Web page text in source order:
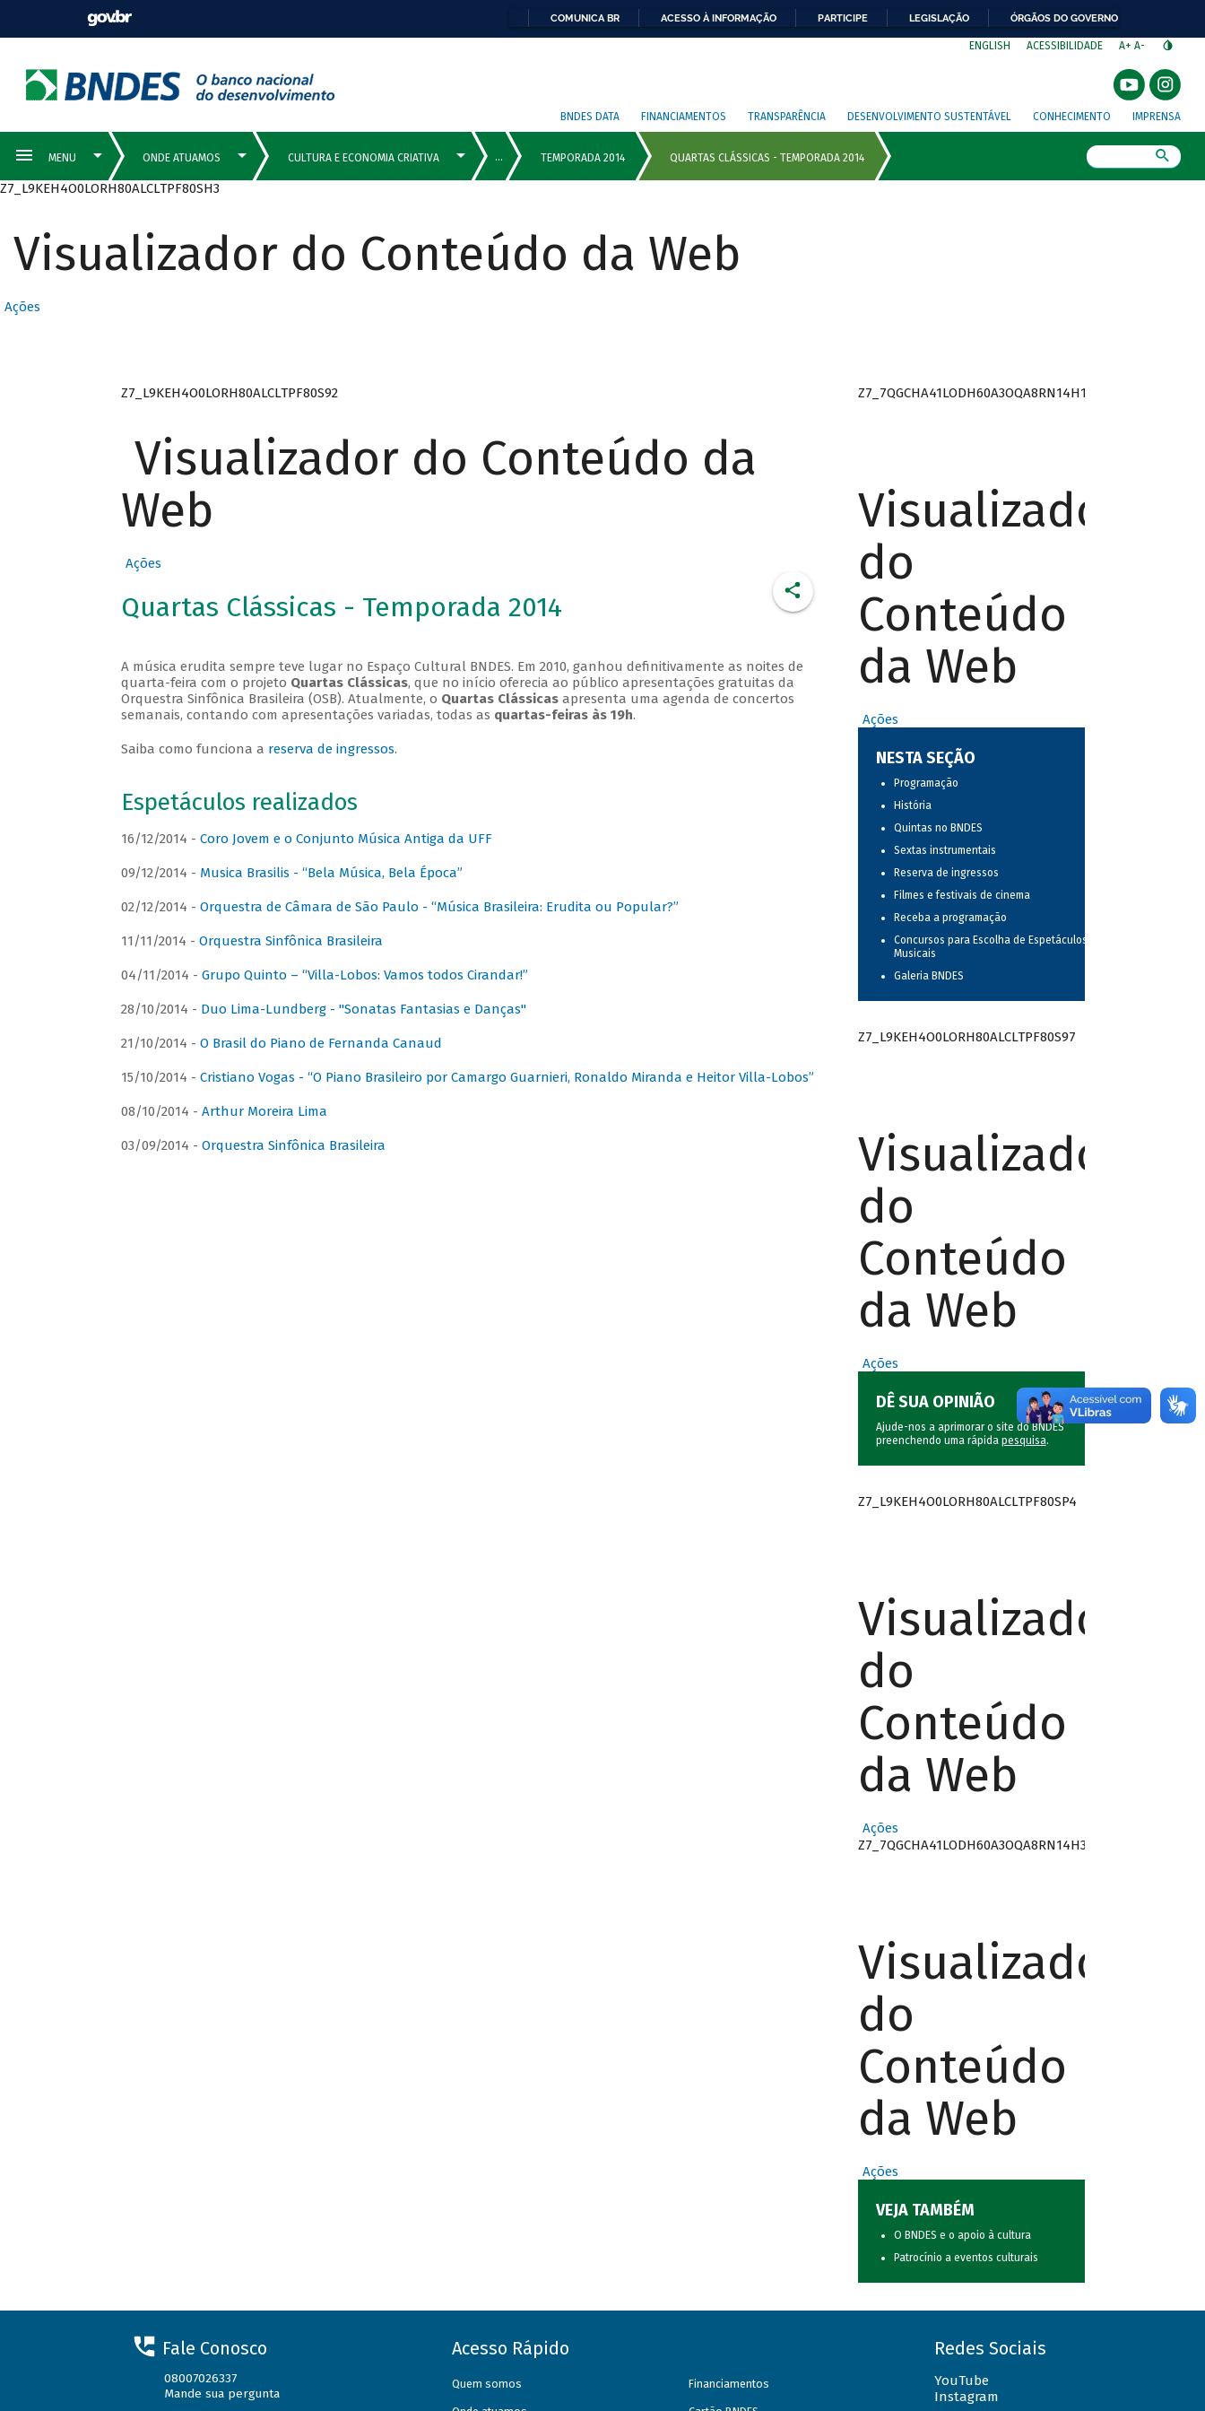
COMUNICA BR ACESSO À INFORMAÇÃO PARTICIPE LEGISLAÇÃO ÓRGÃOS DO GOVERNO
ENGLISH ACESSIBILIDADE A+ A-
BNDES DATA FINANCIAMENTOS TRANSPARÊNCIA DESENVOLVIMENTO SUSTENTÁVEL CONHECIMENTO IMPRENSA
Z7_L9KEH4O0LORH80ALCLTPF80SH3
Visualizador do Conteúdo da Web
Ações
Z7_L9KEH4O0LORH80ALCLTPF80S92
Visualizador do Conteúdo da
Web
Ações
Quartas Clássicas - Temporada 2014
A música erudita sempre teve lugar no Espaço Cultural BNDES. Em 2010, ganhou definitivamente as noites de
quarta-feira com o projeto Quartas Clássicas, que no início oferecia ao público apresentações gratuitas da
Orquestra Sinfônica Brasileira (OSB). Atualmente, o Quartas Clássicasapresenta uma agenda de concertos
semanais, contando com apresentações variadas, todas as quartas-feiras às 19h.
Saiba como funciona a reserva de ingressos.
Espetáculos realizados
16/12/2014 - Coro Jovem e o Conjunto Música Antiga da UFF
09/12/2014 - Musica Brasilis - “Bela Música, Bela Época”
02/12/2014 - Orquestra de Câmara de São Paulo - “Música Brasileira: Erudita ou Popular?”
11/11/2014 - Orquestra Sinfônica Brasileira
04/11/2014 - Grupo Quinto – “Villa-Lobos: Vamos todos Cirandar!”
28/10/2014 - Duo Lima-Lundberg - "Sonatas Fantasias e Danças"
21/10/2014 - O Brasil do Piano de Fernanda Canaud
15/10/2014 - Cristiano Vogas - “O Piano Brasileiro por Camargo Guarnieri, Ronaldo Miranda e Heitor Villa-Lobos”
08/10/2014 - Arthur Moreira Lima
03/09/2014 - Orquestra Sinfônica Brasileira
Z7_7QGCHA41LODH60A3OQA8RN14H1
Visualizador
do
Conteúdo
da Web
Ações
NESTA SEÇÃO
Programação
História
Quintas no BNDES
Sextas instrumentais
Reserva de ingressos
Filmes e festivais de cinema
Receba a programação
Concursos para Escolha de Espetáculos
Musicais
Galeria BNDES
Z7_L9KEH4O0LORH80ALCLTPF80S97
Visualizador
do
Conteúdo
da Web
Ações
DÊ SUA OPINIÃO
Ajude-nos a aprimorar o site do BNDES
preenchendo uma rápida pesquisa.
Z7_L9KEH4O0LORH80ALCLTPF80SP4
Visualizador
do
Conteúdo
da Web
Ações
Z7_7QGCHA41LODH60A3OQA8RN14H3
Visualizador
do
Conteúdo
da Web
Ações
VEJA TAMBÉM
O BNDES e o apoio à cultura
Patrocínio a eventos culturais
Fale Conosco
08007026337
Mande sua pergunta
Acesso Rápido
Quem somos Financiamentos
Redes Sociais
YouTube
Instagram